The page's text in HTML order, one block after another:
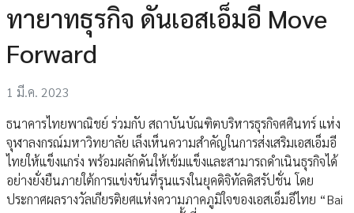
ทายาทธุรกิจ ดันเอสเอ็มอี Move
Forward
1 มี.ค. 2023
ธนาคารไทยพาณิชย์ ร่วมกับ สถาบันบัณฑิตบริหารธุรกิจศศินทร์ แห่ง
จุฬาลงกรณ์มหาวิทยาลัย เล็งเห็นความสำคัญในการส่งเสริมเอสเอ็มอี
ไทยให้แข็งแกร่ง พร้อมผลักดันให้เข้มแข็งและสามารถดำเนินธุรกิจได้
อย่างยั่งยืนภายใต้การแข่งขันที่รุนแรงในยุคดิจิทัลดิสรัปชั่น โดย
ประกาศผลรางวัลเกียรติยศแห่งความภาคภูมิใจของเอสเอ็มอีไทย “Bai